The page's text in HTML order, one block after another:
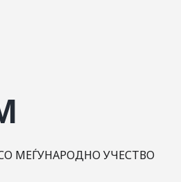
МЕЃУНАРОДНО УЧЕСТВО